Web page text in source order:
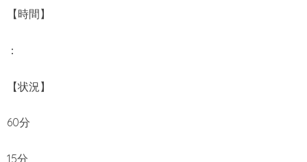
【時間】
：
【状況】
60分
15分